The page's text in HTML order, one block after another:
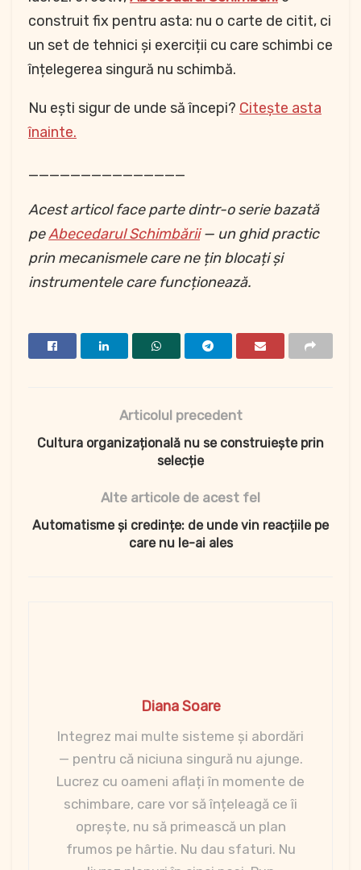
construit fix pentru asta: nu o carte de citit, ci
un set de tehnici și exerciții cu care schimbi ce
înțelegerea singură nu schimbă.
Nu ești sigur de unde să începi? Citește asta
înainte.
_______________
Acest articol face parte dintr-o serie bazată
peAbecedarul Schimbării— un ghid practic
prin mecanismele care ne țin blocați și
instrumentele care funcționează.
Articolul precedent
Cultura organizațională nu se construiește prin
selecție
Alte articole de acest fel
Automatisme și credințe: de unde vin reacțiile pe
care nu le-ai ales
Diana Soare
Integrez mai multe sisteme și abordări
— pentru că niciuna singură nu ajunge.
Lucrez cu oameni aflați în momente de
schimbare, care vor să înțeleagă ce îi
oprește, nu să primească un plan
frumos pe hârtie. Nu dau sfaturi. Nu